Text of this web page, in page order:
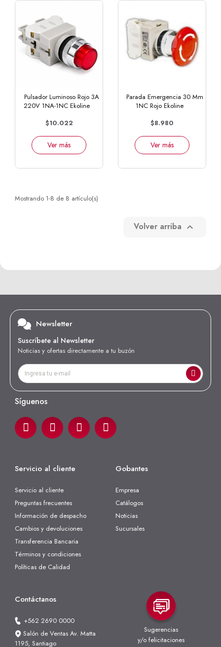
Pulsador Luminoso Rojo 3A
220V 1NA-1NC Ekoline
$10.022
Ver más
Parada Emergencia 30 Mm
1NC Rojo Ekoline
$8.980
Ver más
Mostrando 1-8 de 8 artículo(s)
Volver arriba 
Newsletter
Suscríbete al Newsletter
Noticias y ofertas directamente a tu buzón
Síguenos
Servicio al cliente
Servicio al cliente
Preguntas frecuentes
Información de despacho
Cambios y devoluciones
Transferencia Bancaria
Términos y condiciones
Políticas de Calidad
Gobantes
Empresa
Catálogos
Noticias
Sucursales
Contáctanos
+562 2690 0000
Salón de Ventas Av. Matta
1195, Santiago
Sugerencias
y/o felicitaciones